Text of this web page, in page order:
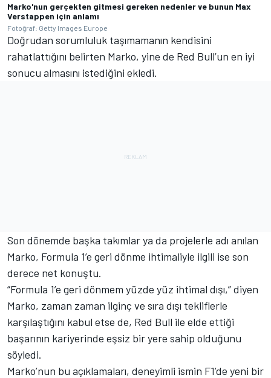
Marko'nun gerçekten gitmesi gereken nedenler ve bunun Max
Verstappen için anlamı
Fotoğraf: Getty Images Europe
Doğrudan sorumluluk taşımamanın kendisini
rahatlattığını belirten Marko, yine de Red Bull’un en iyi
sonucu almasını istediğini ekledi.
Son dönemde başka takımlar ya da projelerle adı anılan
Marko, Formula 1’e geri dönme ihtimaliyle ilgili ise son
derece net konuştu.
“Formula 1’e geri dönmem yüzde yüz ihtimal dışı,” diyen
Marko, zaman zaman ilginç ve sıra dışı tekliflerle
karşılaştığını kabul etse de, Red Bull ile elde ettiği
başarının kariyerinde eşsiz bir yere sahip olduğunu
söyledi.
Marko’nun bu açıklamaları, deneyimli ismin F1’de yeni bir